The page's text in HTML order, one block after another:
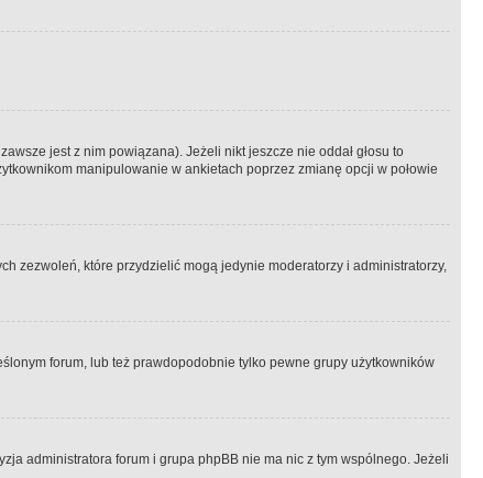
jest z nim powiązana). Jeżeli nikt jeszcze nie oddał głosu to
manipulowanie w ankietach poprzez zmianę opcji w połowie
zezwoleń, które przydzielić mogą jedynie moderatorzy i administratorzy,
forum, lub też prawdopodobnie tylko pewne grupy użytkowników
administratora forum i grupa phpBB nie ma nic z tym wspólnego. Jeżeli